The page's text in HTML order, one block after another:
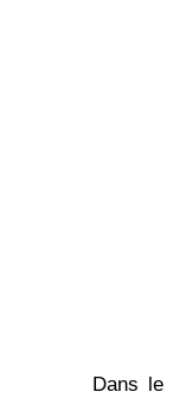
Dans le